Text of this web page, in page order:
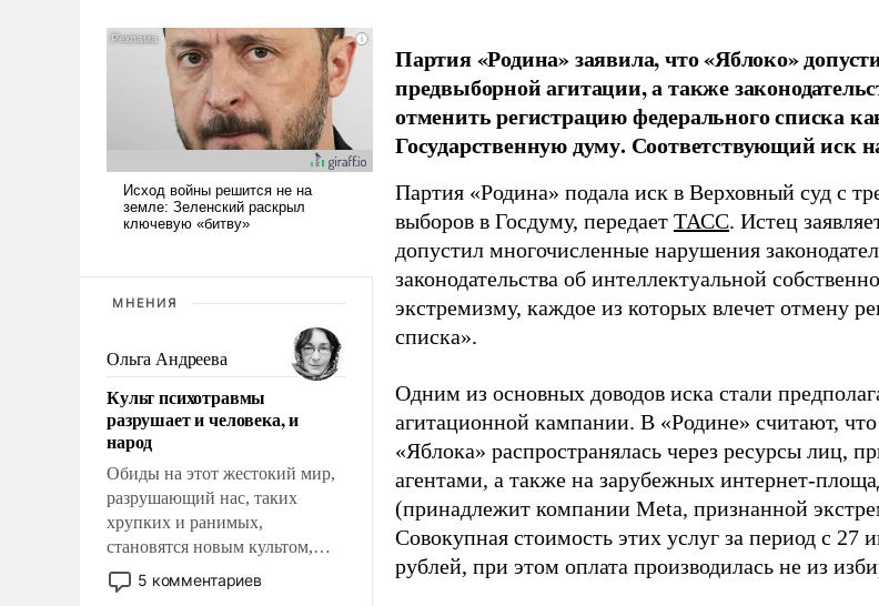
МНЕНИЯ
Ольга Андреева
Культ психотравмы
разрушает и человека, и
народ
Обиды на этот жестокий мир,
разрушающий нас, таких
хрупких и ранимых,
становятся новым культом,
постепенно вытесняя и
отменяя традиционное
5 комментариев
Партия «Родина» заявила, что «Яблоко»
предвыборной агитации, а также
отменить регистрацию федерального списка
Государственную думу. Соответствующий иск
Партия «Родина» подала иск в Верховный суд с
выборов в Госдуму, передает ТАСС. Истец
допустил многочисленные нарушения
законодательства об интеллектуальной
экстремизму, каждое из которых влечет отмену
списка».
Одним из основных доводов иска стали
агитационной кампании. В «Родине» считают,
«Яблока» распространялась через ресурсы лиц,
агентами, а также на зарубежных интернет-
(принадлежит компании Meta, признанной
Совокупная стоимость этих услуг за период с 27
рублей, при этом оплата производилась не из